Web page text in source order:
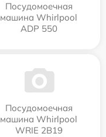
Посудомоечная
машина Whirlpool
ADP 550
Посудомоечная
машина Whirlpool
WRIE 2B19